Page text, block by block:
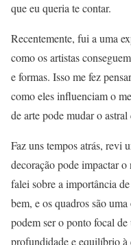
que eu queria te contar.
Recentemente, fui a uma
como os artistas
e formas. Isso me fez
como eles influenciam o
de arte pode mudar o
Faz uns tempos atrás, revi
decoração pode impactar o
falei sobre a importância
bem, e os quadros são
podem ser o ponto focal
profundidade e equilíbrio à